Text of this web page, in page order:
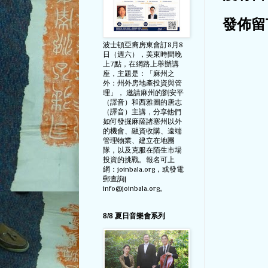
發佈
波士頓亞裔房東會訂8月8
日（週六），美東時間晚
上7點，在網路上舉辦講
座，主題是：「麻州之
外：州外房地產投資與管
理」， 邀請麻州的劉安平
（譯音）和西雅圖的唐志
（譯音）主講，分享他們
如何發掘麻薩諸塞州以外
的機會、融資收購、遠端
管理物業、建立在地團
隊，以及克服在陌生市場
投資的挑戰。報名可上
網：joinbala.org，或發電
郵查詢|
info@joinbala.org。
8/8 夏日音樂會系列